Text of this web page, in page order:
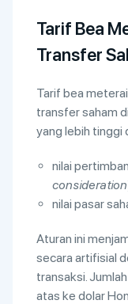
Tarif Bea
Transfer
Tarif bea
transfer saham
yang lebih tinggi
nilai
consideration
nilai pasar
Aturan ini
secara artifisial
transaksi.
atas ke dolar